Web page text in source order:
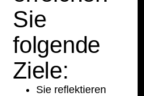
Sie
folgende
Ziele:
Sie reflektieren